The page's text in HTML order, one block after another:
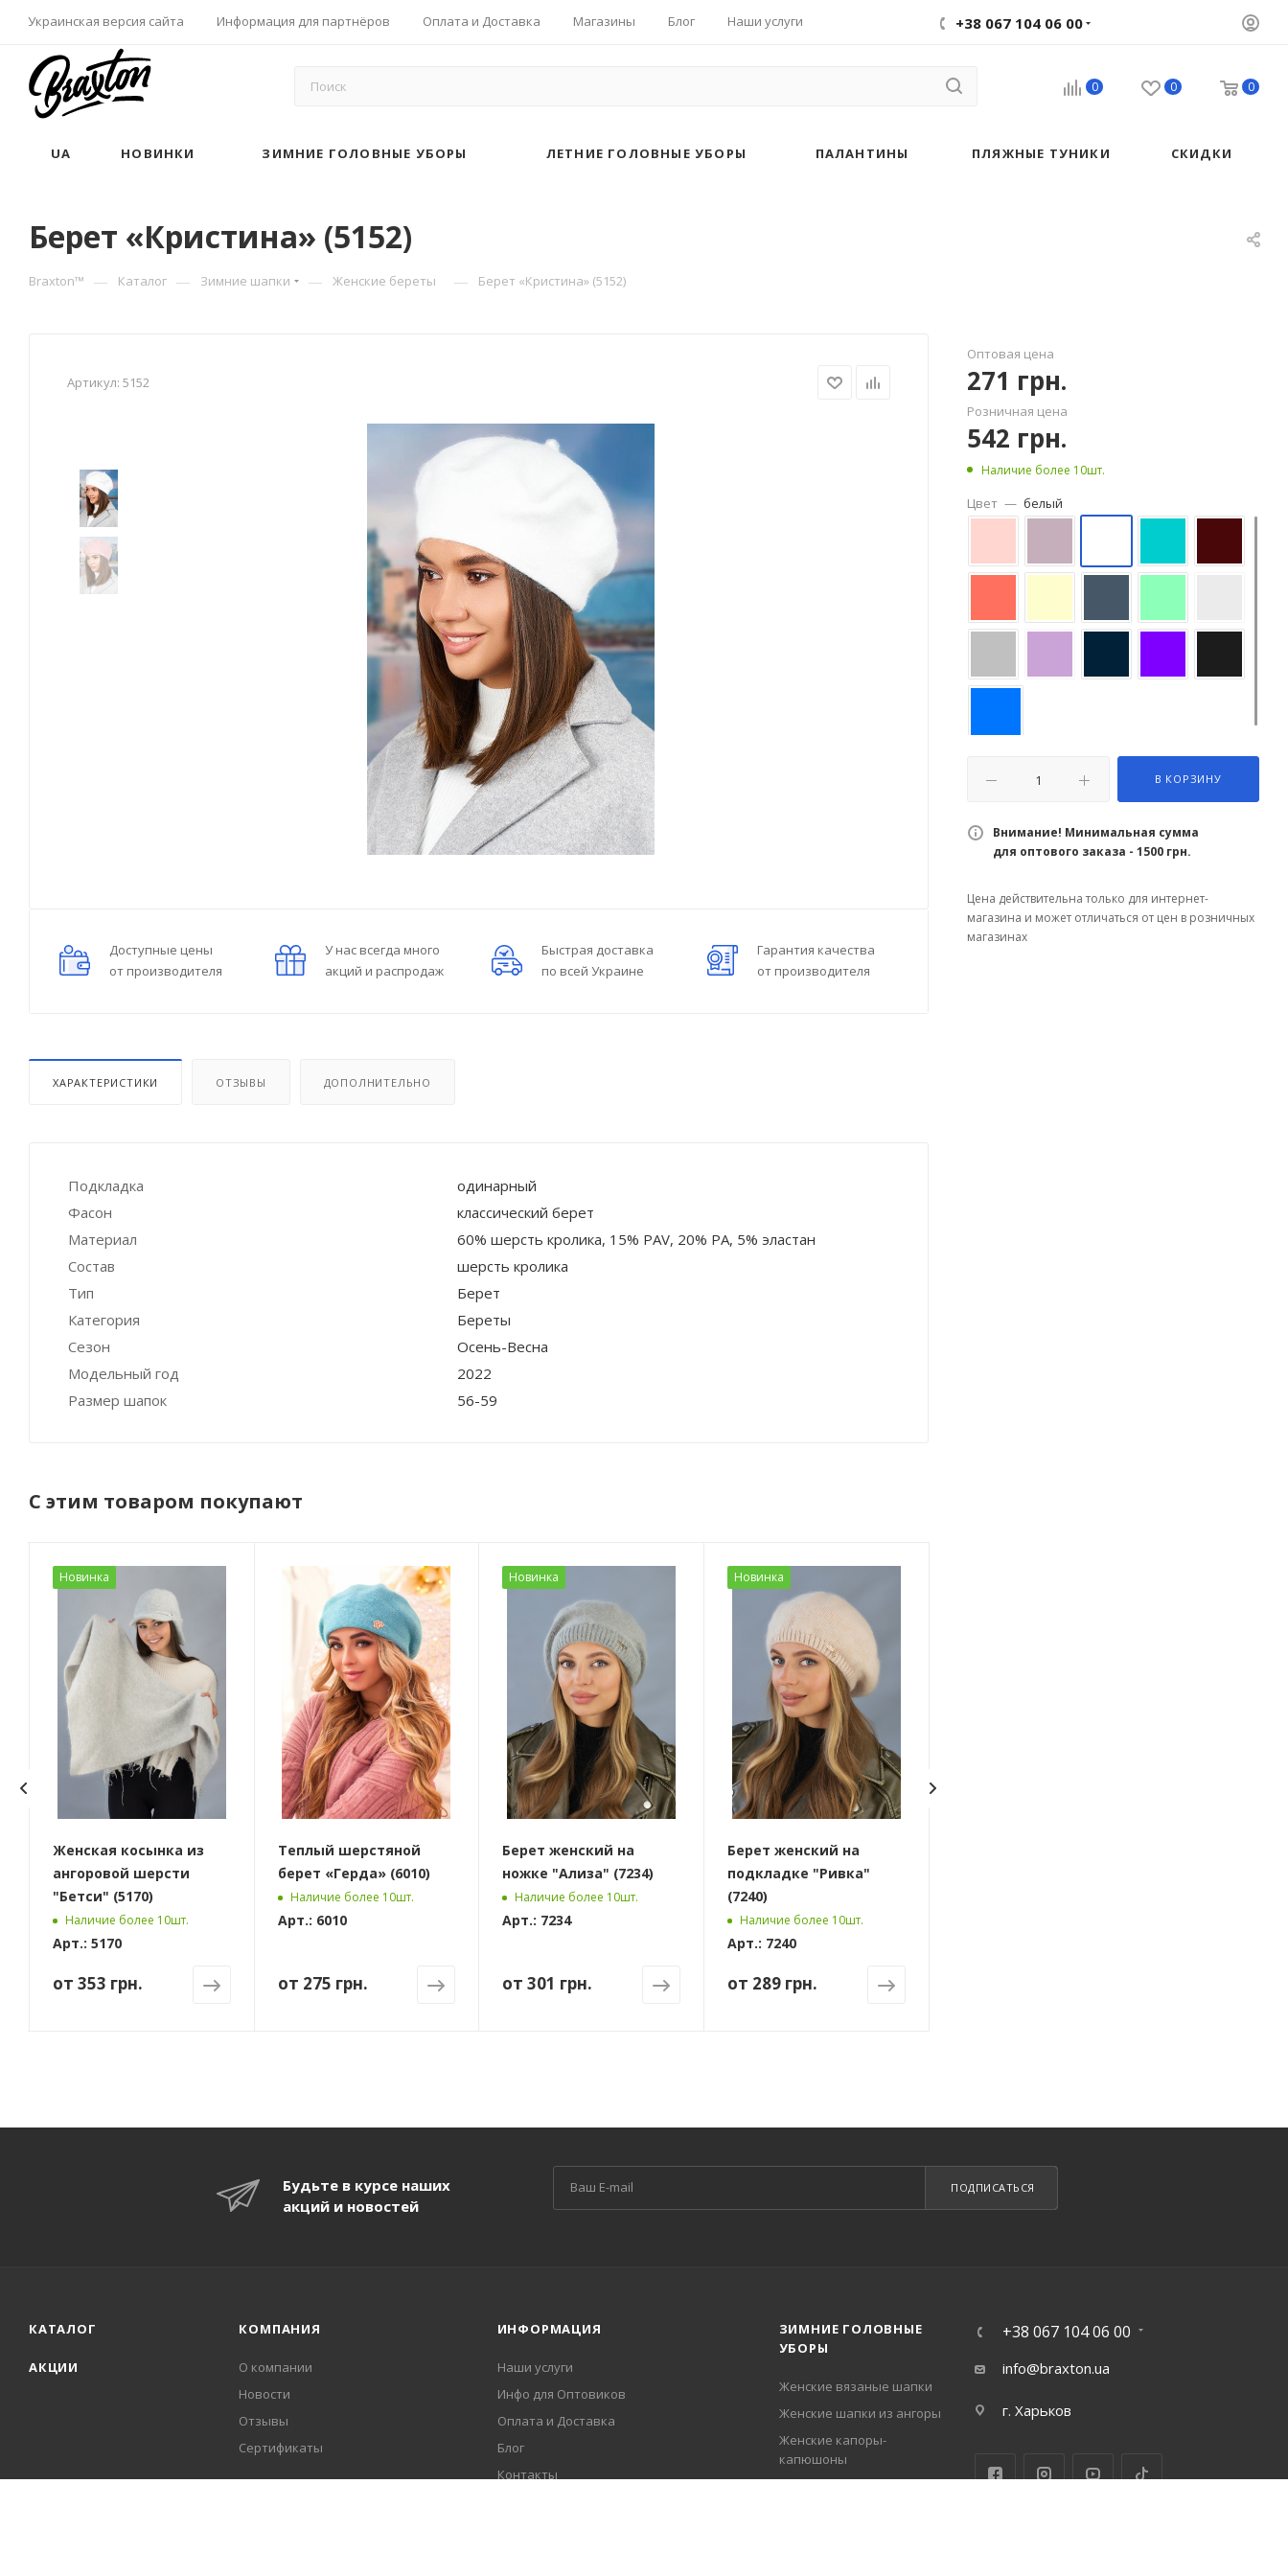
Украинская версия сайта Информация для партнёров Оплата и Доставка Магазины Блог Наши услуги +38 067 104 06 00
0 0 0
UA НОВИНКИ ЗИМНИЕ ГОЛОВНЫЕ УБОРЫ ЛЕТНИЕ ГОЛОВНЫЕ УБОРЫ ПАЛАНТИНЫ ПЛЯЖНЫЕ ТУНИКИ СКИДКИ
Берет «Кристина» (5152)
Braxton™ — Каталог — Зимние шапки — Женские береты — Берет «Кристина» (5152)
Артикул: 5152
Доступные цены
от производителя
У нас всегда много
акций и распродаж
Быстрая доставка
по всей Украине
Гарантия качества
от производителя
ХАРАКТЕРИСТИКИ ОТЗЫВЫ ДОПОЛНИТЕЛЬНО
Подкладка
одинарный
Фасон
классический берет
Материал
60% шерсть кролика, 15% PAV, 20% PA, 5% эластан
Состав
шерсть кролика
Тип
Берет
Категория
Береты
Сезон
Осень-Весна
Модельный год
2022
Размер шапок
56-59
С этим товаром покупают
Новинка
Женская косынка из
ангоровой шерсти
"Бетси" (5170)
Наличие более 10шт.
Арт.: 5170
от 353 грн.
Теплый шерстяной
берет «Герда» (6010)
Наличие более 10шт.
Арт.: 6010
от 275 грн.
Новинка
Берет женский на
ножке "Ализа" (7234)
Наличие более 10шт.
Арт.: 7234
от301 грн.
Новинка
Берет женский на
подкладке "Ривка"
(7240)
Наличие более 10шт.
Арт.: 7240
от 289 грн.
Оптовая цена
271 грн.
Розничная цена
542 грн.
Наличие более 10шт.
Цвет — белый
В КОРЗИНУ
Внимание! Минимальная сумма
для оптового заказа - 1500 грн.
Цена действительна только для интернет-
магазина и может отличаться от цен в розничных
магазинах
Будьте в курсе наших
акций и новостей
ПОДПИСАТЬСЯ
КАТАЛОГ
АКЦИИ
КОМПАНИЯ
О компании
Новости
Отзывы
Сертификаты
ИНФОРМАЦИЯ
Наши услуги
Инфо для Оптовиков
Оплата и Доставка
Блог
Контакты
ЗИМНИЕ ГОЛОВНЫЕ
УБОРЫ
Женские вязаные шапки
Женские шапки из ангоры
Женские капоры-
капюшоны
+38 067 104 06 00
info@braxton.ua
г. Харьков